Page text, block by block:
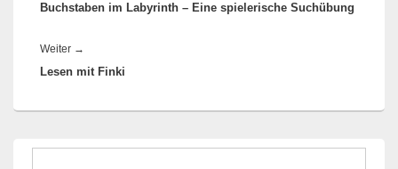
Beitrag:
Buchstaben im Labyrinth – Eine spielerische Suchübung
Weiter →
Beitrag:
Lesen mit Finki
Primärer